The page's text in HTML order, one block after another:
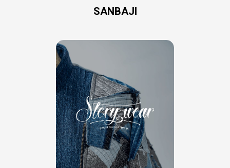
SANBAJI